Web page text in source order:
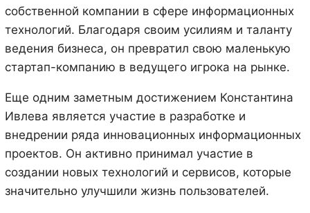
собственной компании в сфере информационных
технологий. Благодаря своим усилиям и таланту
ведения бизнеса, он превратил свою маленькую
стартап-компанию в ведущего игрока на рынке.
Еще одним заметным достижением Константина
Ивлева является участие в разработке и
внедрении ряда инновационных информационных
проектов. Он активно принимал участие в
создании новых технологий и сервисов, которые
значительно улучшили жизнь пользователей.